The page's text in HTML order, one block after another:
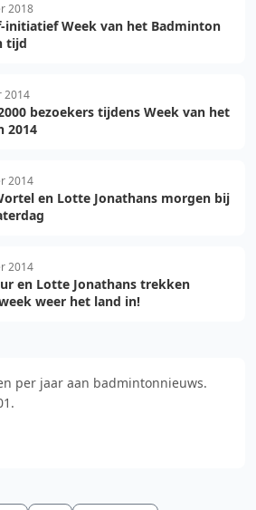
2018
initiatief Week van het Badminton
tijd
2014
bezoekers tijdens Week van het
2014
2014
en Lotte Jonathans morgen bij
2014
en Lotte Jonathans trekken
weer het land in!
per jaar aan badmintonnieuws.